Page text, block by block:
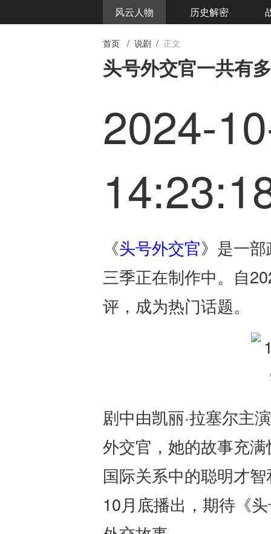
风云人物 历史解密
首页 / 说剧 / 正文
头号外交官一共有
2024-
《头号外交官》是一
三季正在制作中。自
评，成为热门话题。
剧中由凯丽·拉塞尔主
外交官，她的故事充
国际关系中的聪明才
10月底播出，期待《